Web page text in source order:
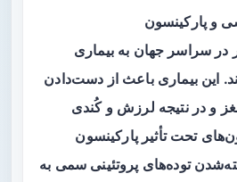
و پارکینسون
نفر در سراسر جهان به بیماری
این بیماری باعث از دست‌دادن
و در نتیجه لرزش و کُندی
تحت تأثیر پارکینسون
توده‌های پروتئینی سمی به